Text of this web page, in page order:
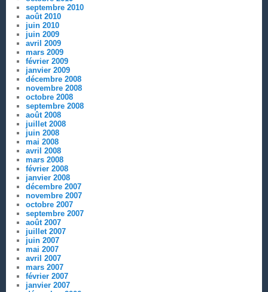
septembre 2010
août 2010
juin 2010
juin 2009
avril 2009
mars 2009
février 2009
janvier 2009
décembre 2008
novembre 2008
octobre 2008
septembre 2008
août 2008
juillet 2008
juin 2008
mai 2008
avril 2008
mars 2008
février 2008
janvier 2008
décembre 2007
novembre 2007
octobre 2007
septembre 2007
août 2007
juillet 2007
juin 2007
mai 2007
avril 2007
mars 2007
février 2007
janvier 2007